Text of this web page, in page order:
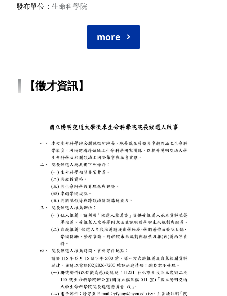
發布單位 生命科學院
more
【徵才資訊】